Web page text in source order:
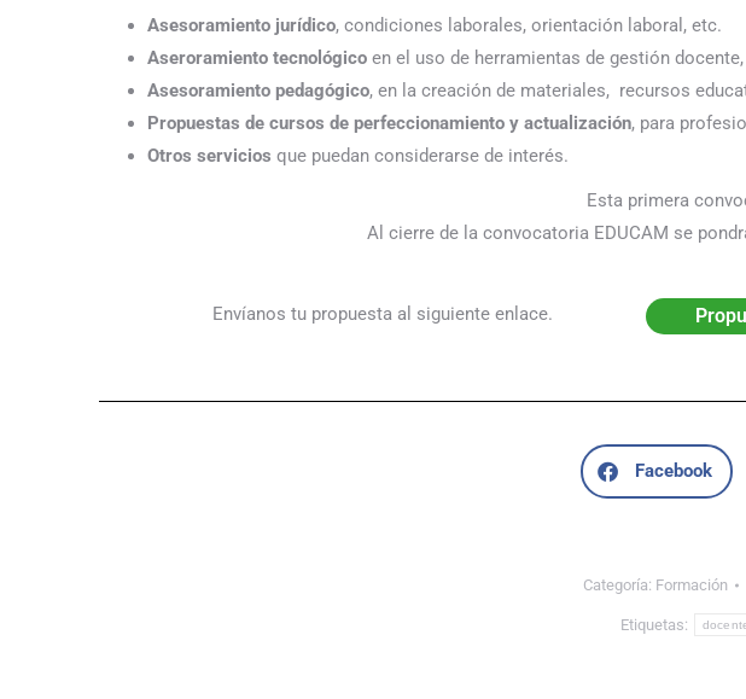
Asesoramiento jurídico, condiciones laborales, orientación laboral, etc.
Aseroramiento tecnológico en el uso de herramientas de gestión
Asesoramiento pedagógico, en la creación de materiales, recursos
Propuestas de cursos de perfeccionamiento y actualización, para
Otros servicios que puedan considerarse de interés.
Esta primera
Al cierre de la convocatoria EDUCAM se
Envíanos tu propuesta al siguiente enlace.
Facebook
Categoría: Formación
Etiquetas: